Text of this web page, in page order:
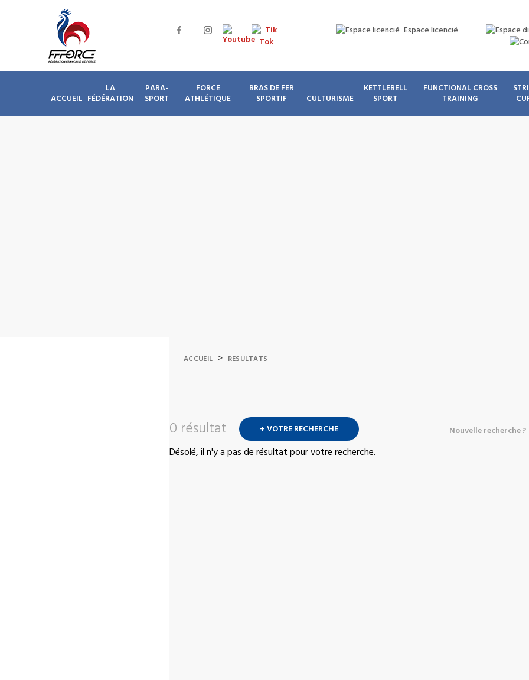
Espace licencié
ACCUEIL
LA
FÉDÉRATION
PARA-
SPORT
FORCE
ATHLÉTIQUE
BRAS DE FER
SPORTIF
CULTURISME
KETTLEBELL
SPORT
FUNCTIONAL CROSS
TRAINING
ACCUEIL > RESULTATS
0 résultat + VOTRE RECHERCHE Nouvelle recherche ?
Désolé, il n'y a pas de résultat pour votre recherche.